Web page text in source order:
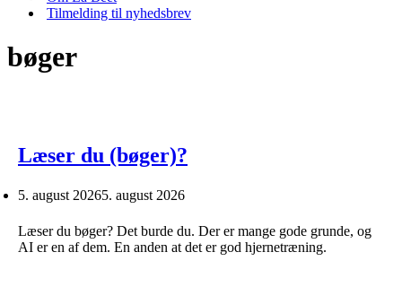
Tilmelding til nyhedsbrev
bøger
Læser du (bøger)?
5. august 20265. august 2026
Læser du bøger? Det burde du. Der er mange gode grunde, og
AI er en af dem. En anden at det er god hjernetræning.